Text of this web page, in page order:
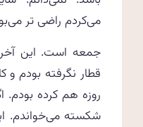
می‌کردم راضی تر
جمعه است. این آخر
قطار نگرفته بودم
روزه هم کرده بودم.
شکسته می‌خواندم.